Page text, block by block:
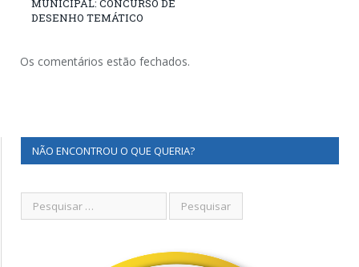
MUNICIPAL: CONCURSO DE
DESENHO TEMÁTICO
Os comentários estão fechados.
NÃO ENCONTROU O QUE QUERIA?